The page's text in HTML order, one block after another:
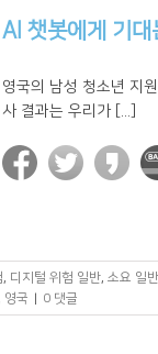
AI 챗봇에게 기
영국의 남성 청소년 지
사 결과는 우리가 [...]
, 디지털 위험 일반, 소요 일반
영국 | 0 댓글